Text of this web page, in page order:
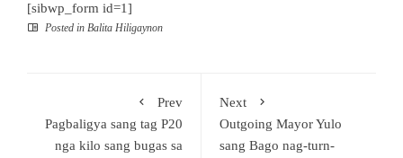
[sibwp_form id=1]
Posted in Balita Hiligaynon
Prev
Pagbaligya sang tag P20
nga kilo sang bugas sa
Next
Outgoing Mayor Yulo
sang Bago nag-turn-